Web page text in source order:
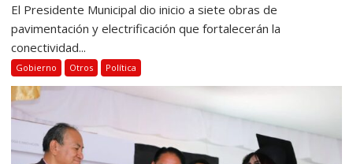
El Presidente Municipal dio inicio a siete obras de
pavimentación y electrificación que fortalecerán la
conectividad...
Gobierno Otros Política